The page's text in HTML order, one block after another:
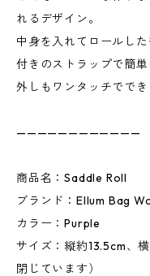
れるデザイン。
中身を入れてロールし
付きのストラップで簡
外しもワンタッチででき
————————————
商品名：Saddle Roll
ブランド：Ellum Bag
カラー：Purple
サイズ：縦約13.5cm、
閉じています）